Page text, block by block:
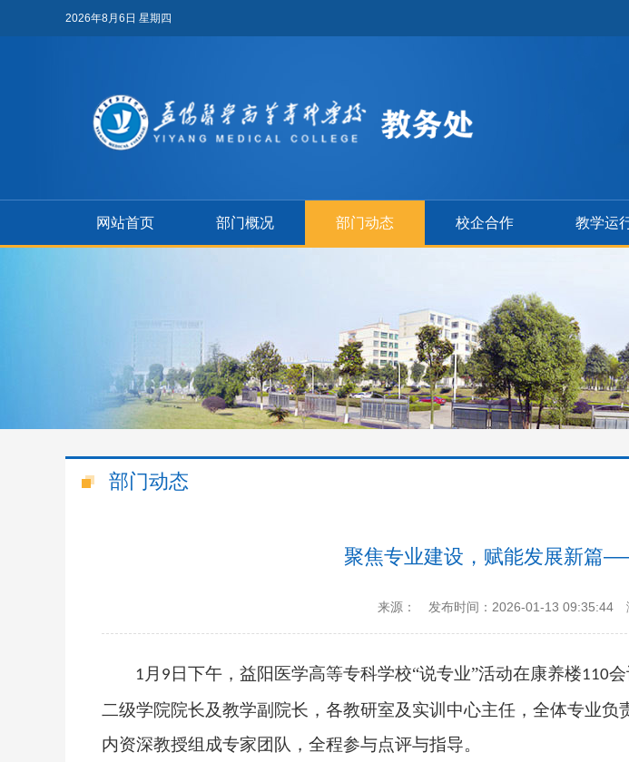
2026年8月6日 星期四
网站首页 部门概况 部门动态 校企合作 教学运
部门动态
聚焦专业建设，赋能发展新篇
来源： 发布时间：2026-01-13 09:35:44
1 月 9 日下午，益阳医学高等专科学校“说专业”活动在康养楼110
二级学院院长及教学副院长，各教研室及实训中心主任，全体专业
内资深教授组成专家团队，全程参与点评与指导。